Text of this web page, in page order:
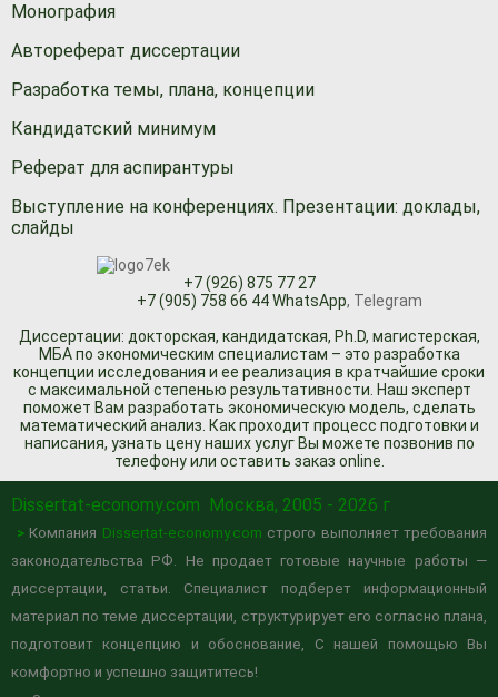
Монография
Автореферат диссертации
Разработка темы, плана, концепции
Кандидатский минимум
Реферат для аспирантуры
Выступление на конференциях. Презентации: доклады,
слайды
+7 (926) 875 77 27
+7 (905) 758 66 44 WhatsApp, Telegram
Диссертации: докторская, кандидатская, Ph.D, магистерская,
МБА по экономическим специалистам – это разработка
концепции исследования и ее реализация в кратчайшие сроки
с максимальной степенью результативности. Наш эксперт
поможет Вам разработать экономическую модель, сделать
математический анализ. Как проходит процесс подготовки и
написания, узнать цену наших услуг Вы можете позвонив по
телефону или оставить заказ online.
Dissertat-economy.com Москва, 2005 - 2026 г
>Компания Dissertat-economy.com строго выполняет требования
законодательства РФ. Не продает готовые научные работы —
диссертации, статьи. Специалист подберет информационный
материал по теме диссертации, структурирует его согласно плана,
подготовит концепцию и обоснование, С нашей помощью Вы
комфортно и успешно защититесь!